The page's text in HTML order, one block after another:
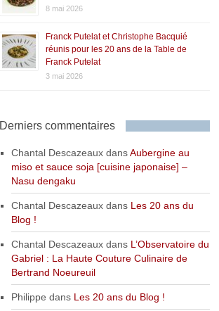
8 mai 2026
Franck Putelat et Christophe Bacquié
réunis pour les 20 ans de la Table de
Franck Putelat
3 mai 2026
Derniers commentaires
Chantal DescazeauxdansAubergine au
miso et sauce soja [cuisine japonaise] –
Nasu dengaku
Chantal Descazeauxdans Les 20 ans du
Blog !
Chantal Descazeauxdans L’Observatoire du
Gabriel : La Haute Couture Culinaire de
Bertrand Noeureuil
Philippe dans Les 20 ans du Blog !